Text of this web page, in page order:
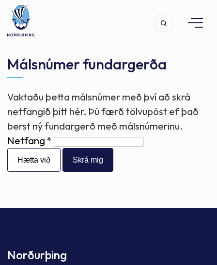
Leita
Málsnúmer fundargerða
Vaktaðu þetta málsnúmer með því að skrá
netfangið þitt hér. Þú færð tölvupóst ef það
berst ný fundargerð með málsnúmerinu.
Netfang
Hætta við
Norðurþing